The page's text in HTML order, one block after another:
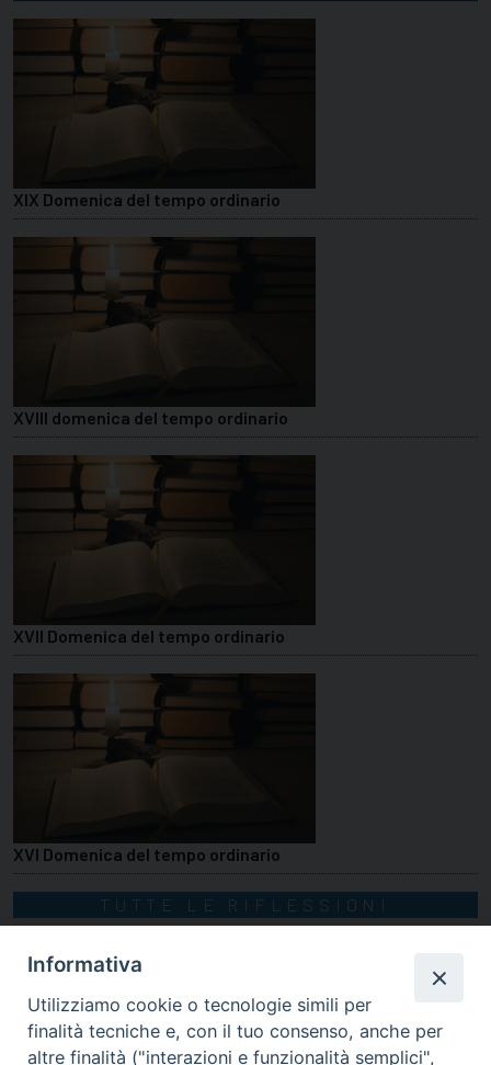
XIX Domenica del tempo ordinario
XVIII domenica del tempo ordinario
XVII Domenica del tempo ordinario
XVI Domenica del tempo ordinario
TUTTE LE RIFLESSIONI
Informativa
Utilizziamo cookie o tecnologie simili per
finalità tecniche e, con il tuo consenso, anche per
altre finalità ("interazioni e funzionalità semplici",